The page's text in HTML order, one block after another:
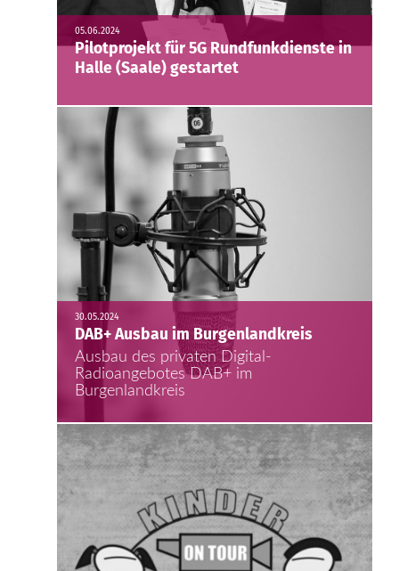
05.06.2024
Pilotprojekt für 5G Rundfunkdienste in
Halle (Saale) gestartet
30.05.2024
DAB+ Ausbau im Burgenlandkreis
Ausbau des privaten Digital-
Radioangebotes DAB+ im
Burgenlandkreis